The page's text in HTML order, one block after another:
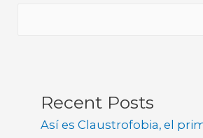
Recent Posts
Así es Claustrofobia, el